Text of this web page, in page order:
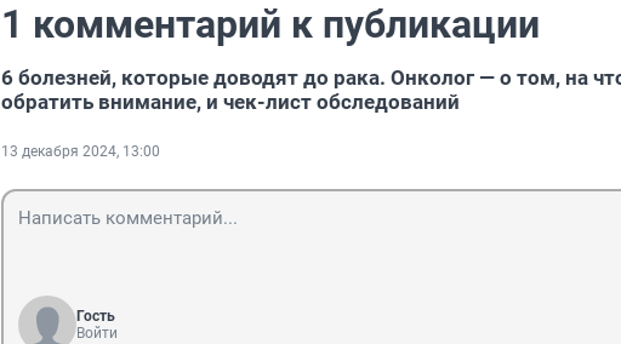
1 комментарий к публикации
6 болезней, которые доводят до рака. Онколог — о том, на
обратить внимание, и чек-лист обследований
13 декабря 2024, 13:00
Гость
Войти